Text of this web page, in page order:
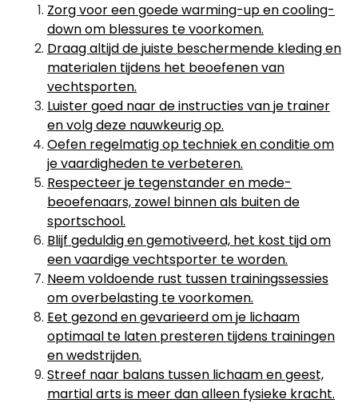
Zorg voor een goede warming-up en cooling-
down om blessures te voorkomen.
Draag altijd de juiste beschermende kleding en
materialen tijdens het beoefenen van
vechtsporten.
Luister goed naar de instructies van je trainer
en volg deze nauwkeurig op.
Oefen regelmatig op techniek en conditie om
je vaardigheden te verbeteren.
Respecteer je tegenstander en mede-
beoefenaars, zowel binnen als buiten de
sportschool.
Blijf geduldig en gemotiveerd, het kost tijd om
een vaardige vechtsporter te worden.
Neem voldoende rust tussen trainingssessies
om overbelasting te voorkomen.
Eet gezond en gevarieerd om je lichaam
optimaal te laten presteren tijdens trainingen
en wedstrijden.
Streef naar balans tussen lichaam en geest,
martial arts is meer dan alleen fysieke kracht.